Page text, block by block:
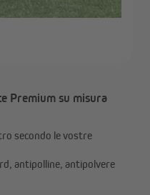
Premium su misura
secondo le vostre
antipolline, antipolvere